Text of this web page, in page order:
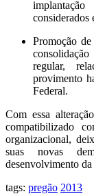
considerados
Promoção
regular,
provimento
Federal.
Com essa
compatibilizado
organizacional,
suas novas
desenvolvimento
tags: pregão 2013